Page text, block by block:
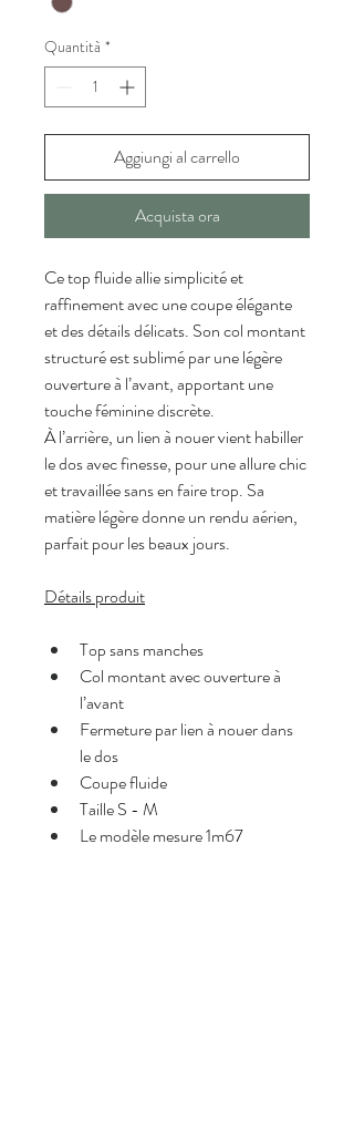
Quantità *
Aggiungi al carrello
Acquista ora
Ce top fluide allie simplicité et
raffinement avec une coupe élégante
et des détails délicats. Son col montant
structuré est sublimé par une légère
ouverture à l’avant, apportant une
touche féminine discrète.
À l’arrière, un lien à nouer vient habiller
le dos avec finesse, pour une allure chic
et travaillée sans en faire trop. Sa
matière légère donne un rendu aérien,
parfait pour les beaux jours.
Détails produit
Top sans manches
Col montant avec ouverture à
l’avant
Fermeture par lien à nouer dans
le dos
Coupe fluide
Taille S - M
Le modèle mesure 1m67